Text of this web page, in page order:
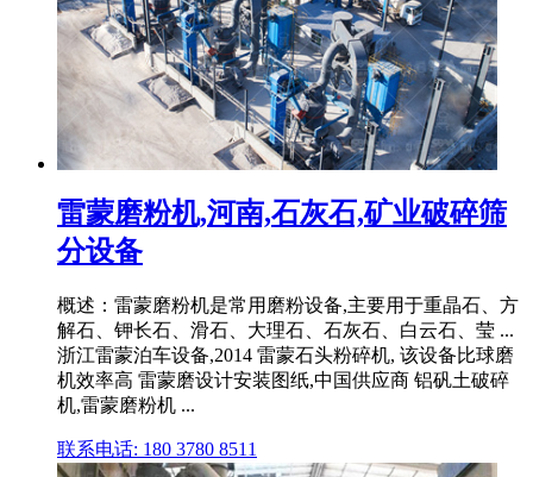
雷蒙磨粉机,河南,石灰石,矿业破碎筛
分设备
概述：雷蒙磨粉机是常用磨粉设备,主要用于重晶石、方
解石、钾长石、滑石、大理石、石灰石、白云石、莹 ...
浙江雷蒙泊车设备,2014 雷蒙石头粉碎机, 该设备比球磨
机效率高 雷蒙磨设计安装图纸,中国供应商 铝矾土破碎
机,雷蒙磨粉机 ...
联系电话: 180 3780 8511